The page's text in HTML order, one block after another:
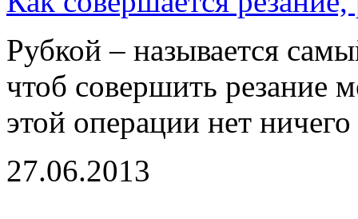
Рубкой – называется
чтоб совершить резание
этой операции нет
27.06.2013